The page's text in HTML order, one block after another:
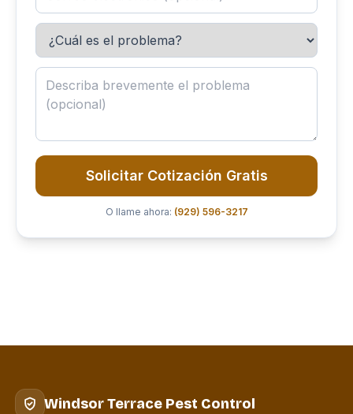
Solicitar Cotización Gratis
O llame ahora: (929) 596-3217
Windsor Terrace Pest Control